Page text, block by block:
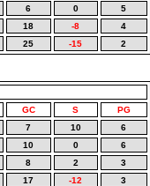
6 0
5
18 -8
4
25 -15 2
GC S
PG
7 10
6
10 0
6
8 2
3
17 -12
3